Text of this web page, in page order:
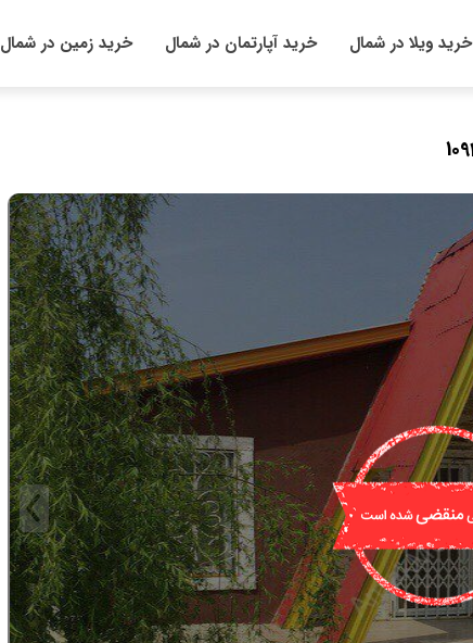
خرید ویلا در شمال خرید آپارتمان در شمال خرید زمین در شمال